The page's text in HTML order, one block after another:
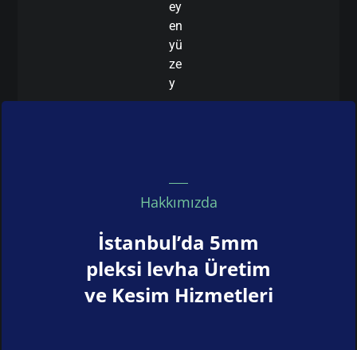
ey
en
yü
ze
y
Hakkımızda
İstanbul’da 5mm
pleksi levha Üretim
ve Kesim Hizmetleri